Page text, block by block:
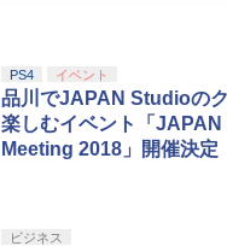
PS4 イベント
品川でJAPAN Studioの
楽しむイベント「
Meeting 2018」開催決定
ビジネス